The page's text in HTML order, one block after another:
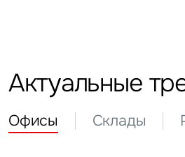
Актуальные
Офисы Склады